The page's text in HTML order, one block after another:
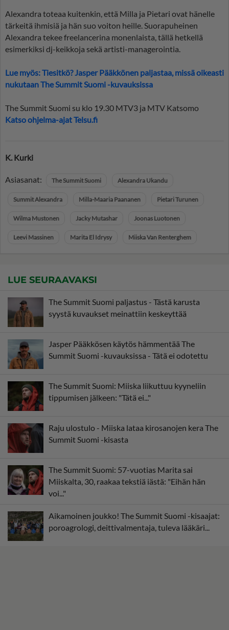
Alexandra toteaa kuitenkin, että Milla ja Pietari ovat hänelle
tärkeitä ihmisiä ja hän suo voiton heille. Suorapuheinen
Alexandra tekee freelancerina monenlaista, tällä hetkellä
esimerkiksi dj-keikkoja sekä artisti-managerointia.
Lue myös: Tiesitkö? Jasper Pääkkönen paljastaa, missä oikeasti
nukutaan The Summit Suomi -kuvauksissa
The Summit Suomi su klo 19.30 MTV3 ja MTV Katsomo
Katso ohjelma-ajat Telsu.fi
K. Kurki
Asiasanat: The Summit Suomi Alexandra Ukandu
Summit Alexandra Milla-Maaria Paananen Pietari Turunen
Wilma Mustonen Jacky Mutashar Joonas Luotonen
Leevi Massinen Marita El Idrysy Miiska Van Renterghem
LUE SEURAAVAKSI
The Summit Suomi paljastus - Tästä karusta
syystä kuvaukset meinattiin keskeyttää
Jasper Pääkkösen käytös hämmentää The
Summit Suomi -kuvauksissa - Tätä ei odotettu
The Summit Suomi: Miiska liikuttuu kyyneliin
tippumisen jälkeen: "Tätä ei..."
Raju ulostulo - Miiska lataa kirosanojen kera The
Summit Suomi -kisasta
The Summit Suomi: 57-vuotias Marita sai
Miiskalta, 30, raakaa tekstiä iästä: "Eihän hän
voi..."
Aikamoinen joukko! The Summit Suomi -kisaajat:
poroagrologi, deittivalmentaja, tuleva lääkäri...